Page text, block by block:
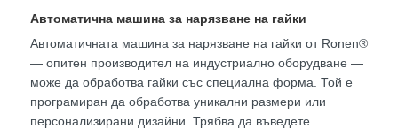
Автоматична машина за нарязване на гайки
Автоматичната машина за нарязване на гайки от Ronen®
— опитен производител на индустриално оборудване —
може да обработва гайки със специална форма. Той е
програмиран да обработва уникални размери или
персонализирани дизайни. Трябва да въведете